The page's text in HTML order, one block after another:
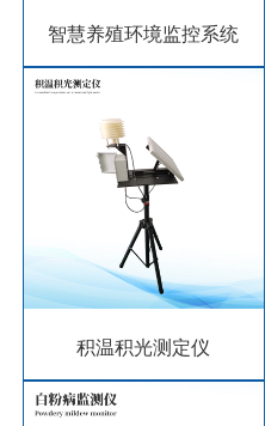
智慧养殖环境监控系统
积温积光测定仪